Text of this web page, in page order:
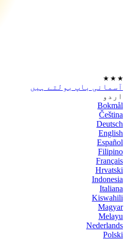
★
★
★
آسمانی باپ بولتے ہیں
اردو
Bokmål
Čeština
Deutsch
English
Español
Filipino
Français
Hrvatski
Indonesia
Italiana
Kiswahili
Magyar
Melayu
Nederlands
Polski